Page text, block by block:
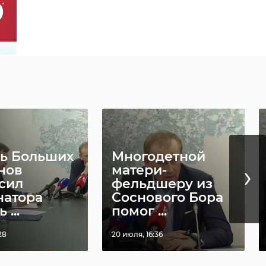
Больших
...
Многодетной
матери-
фельдшеру из
Соснового Бора
помог ...
20 июля, 16:36
›